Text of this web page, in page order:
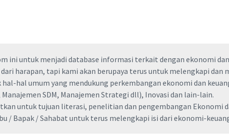
ini untuk menjadi database informasi terkait dengan ekonomi
harapan, tapi kami akan berupaya terus untuk melengkapi dan
hal umum yang mendukung perkembangan ekonomi dan
SDM, Manajemen Strategi dll), Inovasi dan lain-lain.
untuk tujuan literasi, penelitian dan pengembangan Ekonomi
/ Bapak / Sahabat untuk terus melengkapi isi dari ekonomi-